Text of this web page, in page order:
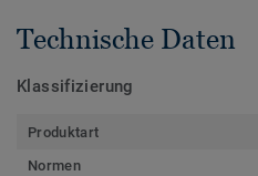
Technische Daten
Klassifizierung
Produktart
Normen